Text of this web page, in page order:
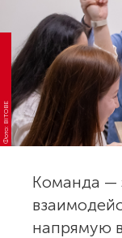
Фото: BITOBE
Команда —
напрямую